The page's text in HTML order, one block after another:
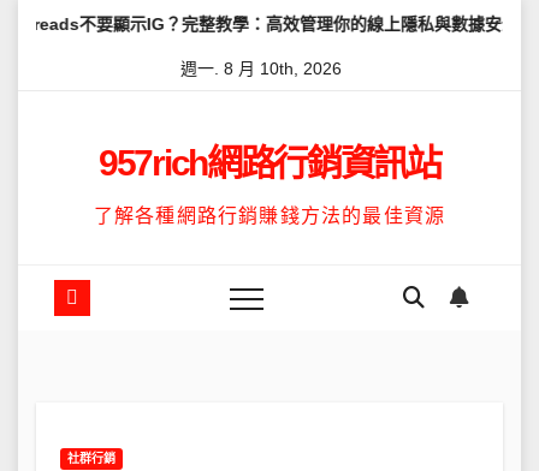
IG？完整教學：高效管理你的線上隱私與數據安全 怎麼讓
週一. 8 月 10th, 2026
957rich網路行銷資訊站
了解各種網路行銷賺錢方法的最佳資源
社群行銷